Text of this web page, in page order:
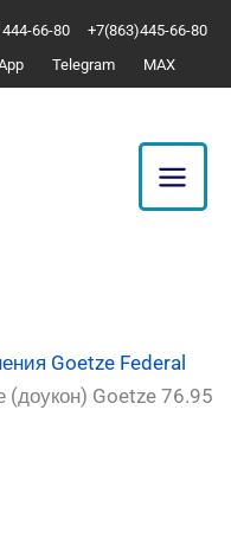
66-80
+7(863)445-66-80
Telegram MAX
Goetze Federal
Goetze 76.95